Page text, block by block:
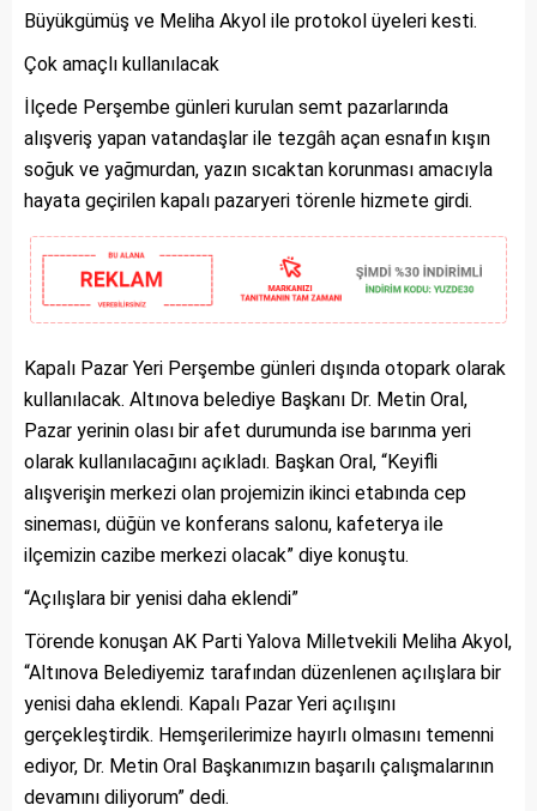
Büyükgümüş ve Meliha Akyol ile protokol üyeleri kesti.
Çok amaçlı kullanılacak
İlçede Perşembe günleri kurulan semt pazarlarında
alışveriş yapan vatandaşlar ile tezgâh açan esnafın kışın
soğuk ve yağmurdan, yazın sıcaktan korunması amacıyla
hayata geçirilen kapalı pazaryeri törenle hizmete girdi.
Kapalı Pazar Yeri Perşembe günleri dışında otopark olarak
kullanılacak. Altınova belediye Başkanı Dr. Metin Oral,
Pazar yerinin olası bir afet durumunda ise barınma yeri
olarak kullanılacağını açıkladı. Başkan Oral, “Keyifli
alışverişin merkezi olan projemizin ikinci etabında cep
sineması, düğün ve konferans salonu, kafeterya ile
ilçemizin cazibe merkezi olacak” diye konuştu.
“Açılışlara bir yenisi daha eklendi”
Törende konuşan AK Parti Yalova Milletvekili Meliha Akyol,
“Altınova Belediyemiz tarafından düzenlenen açılışlara bir
yenisi daha eklendi. Kapalı Pazar Yeri açılışını
gerçekleştirdik. Hemşerilerimize hayırlı olmasını temenni
ediyor, Dr. Metin Oral Başkanımızın başarılı çalışmalarının
devamını diliyorum” dedi.